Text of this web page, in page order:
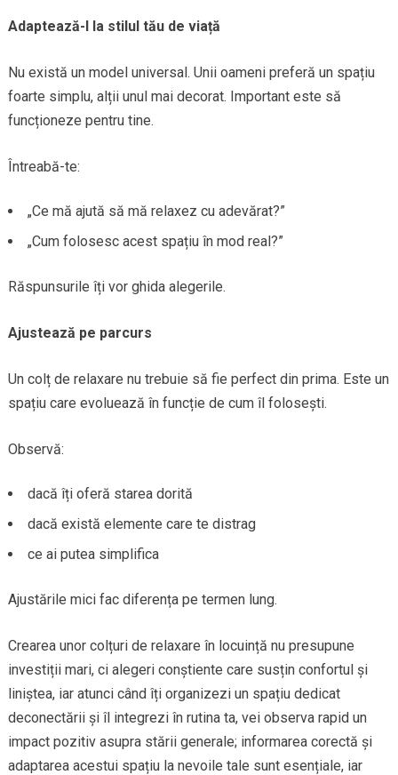
Adaptează-l la stilul tău de viață
Nu există un model universal. Unii oameni preferă un spațiu
foarte simplu, alții unul mai decorat. Important este să
funcționeze pentru tine.
Întreabă-te:
„Ce mă ajută să mă relaxez cu adevărat?”
„Cum folosesc acest spațiu în mod real?”
Răspunsurile îți vor ghida alegerile.
Ajustează pe parcurs
Un colț de relaxare nu trebuie să fie perfect din prima. Este un
spațiu care evoluează în funcție de cum îl folosești.
Observă:
dacă îți oferă starea dorită
dacă există elemente care te distrag
ce ai putea simplifica
Ajustările mici fac diferența pe termen lung.
Crearea unor colțuri de relaxare în locuință nu presupune
investiții mari, ci alegeri conștiente care susțin confortul și
liniștea, iar atunci când îți organizezi un spațiu dedicat
deconectării și îl integrezi în rutina ta, vei observa rapid un
impact pozitiv asupra stării generale; informarea corectă și
adaptarea acestui spațiu la nevoile tale sunt esențiale, iar